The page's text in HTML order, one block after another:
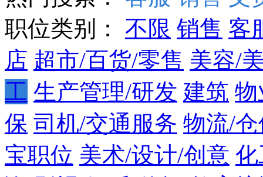
职位类别：
不限 销售 客
店 超市/百货/零售 美容/
工 生产管理/研发 建筑 物
保 司机/交通服务 物流/
宝职位 美术/设计/创意